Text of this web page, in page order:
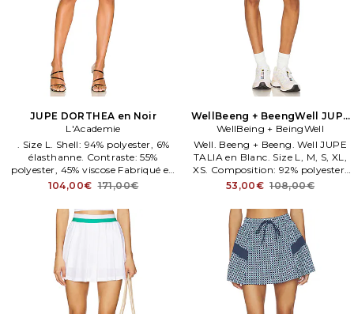
JUPE DORTHEA en Noir
L'Academie
. Size L. Shell: 94% polyester, 6%
élasthanne. Contraste: 55%
polyester, 45% viscose Fabriqué en
Chene. Hand wash. Non doublé.
104,00€ 171,00€
WellBeeng + BeengWell JUPE
TALIA en Blanc
WellBeing + BeingWell
Well. Beeng + Beeng. Well JUPE
TALIA en Blanc. Size L, M, S, XL,
XS. Composition: 92% polyester,
8% élasthanne. Tissu contras.
53,00€ 108,00€